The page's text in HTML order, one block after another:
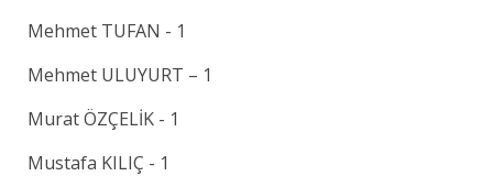
Mehmet TUFAN - 1
Mehmet ULUYURT – 1
Murat ÖZÇELİK - 1
Mustafa KILIÇ - 1